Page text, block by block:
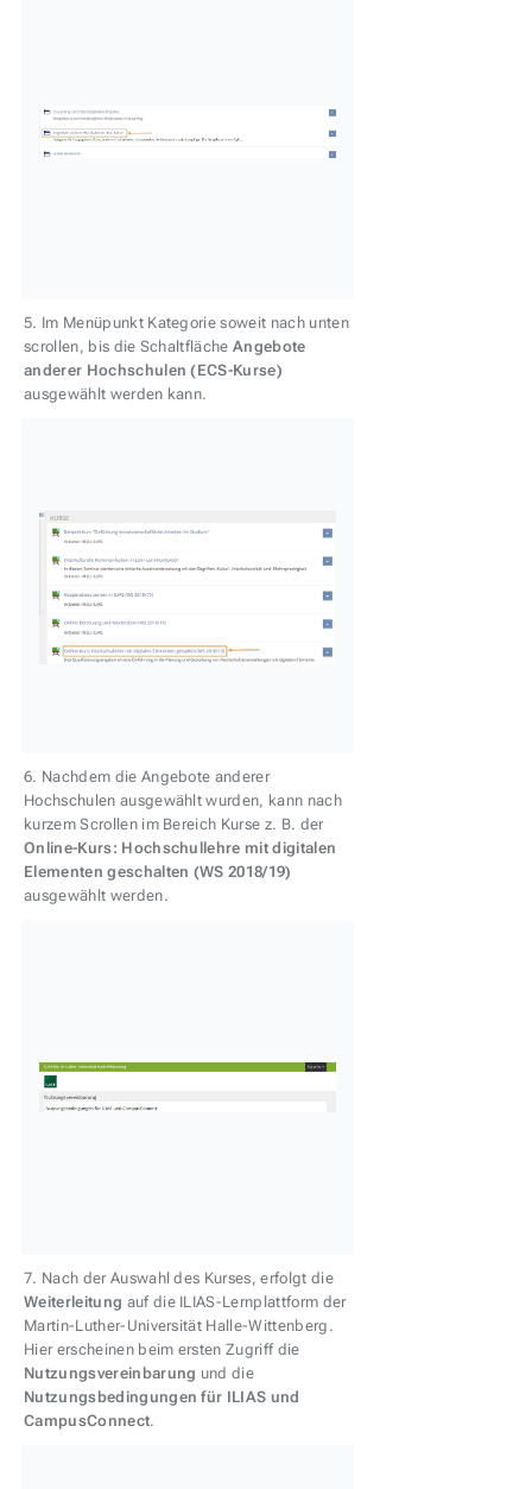
5. Im Menüpunkt Kategorie soweit nach unten
scrollen, bis die SchaltflächeAngebote
anderer Hochschulen (ECS-Kurse)
ausgewählt werden kann.
6. Nachdem die Angebote anderer
Hochschulen ausgewählt wurden, kann nach
kurzem Scrollen im Bereich Kurse z. B. der
Online-Kurs: Hochschullehre mit digitalen
Elementen geschalten (WS 2018/19)
ausgewählt werden.
7. Nach der Auswahl des Kurses, erfolgt die
Weiterleitung auf die ILIAS-Lernplattform der
Martin-Luther-Universität Halle-Wittenberg.
Hier erscheinen beim ersten Zugriff die
Nutzungsvereinbarung und die
Nutzungsbedingungen für ILIAS und
CampusConnect.